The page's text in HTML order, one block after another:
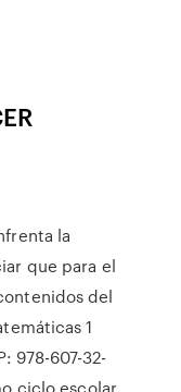
la
que para el
del
1
978-607-32-
ciclo escolar